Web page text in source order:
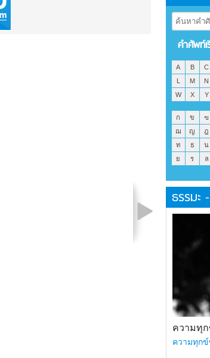
คำศัพท์
A B C
L
M N
W
X Y
ก ข ฃ
ฌ
ญ ฎ
ท
ธ น
ย
ร ล
ธรรมะ
ความทุ
ความทุก